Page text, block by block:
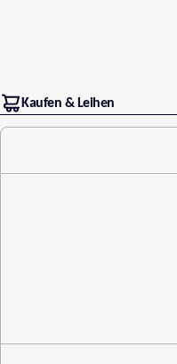
Kaufen & Leihen